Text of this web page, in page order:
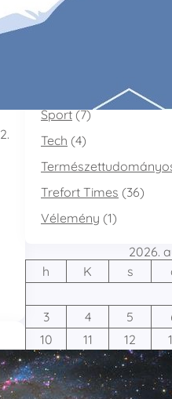
Interjú
Nyelvi érdekességek
(6)
Sport(7)
Tech (4)
Trefort Times (36)
Vélemény (1)
2026.
h
K s
3
4 5
10
11 12
17
18 19
24
25 26